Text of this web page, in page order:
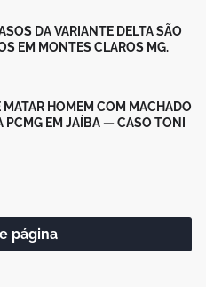
DA VARIANTE DELTA SÃO
EM MONTES CLAROS MG.
MATAR HOMEM COM MACHADO
PCMG EM JAÍBA — CASO TONI
página